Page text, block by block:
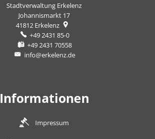
Stadtverwaltung Erkelenz
Johannismarkt 17
41812 Erkelenz
+49 2431 85-0
+49 2431 70558
info@erkelenz.de
Informationen
Impressum